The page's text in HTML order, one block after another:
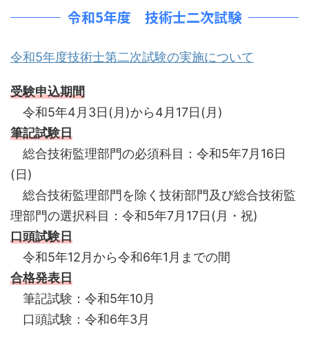
令和5年度 技術士二次試験
令和5年度技術士第二次試験の実施について
受験申込期間
令和5年4月3日(月)から4月17日(月)
筆記試験日
総合技術監理部門の必須科目：令和5年7月16日
(日)
総合技術監理部門を除く技術部門及び総合技術監
理部門の選択科目：令和5年7月17日(月・祝)
口頭試験日
令和5年12月から令和6年1月までの間
合格発表日
筆記試験：令和5年10月
口頭試験：令和6年3月